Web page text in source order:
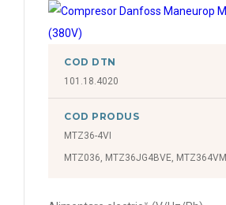
COD DTN
101.18.4020
COD PRODUS
MTZ36-4VI
MTZ036, MTZ36JG4BVE, MTZ364VM